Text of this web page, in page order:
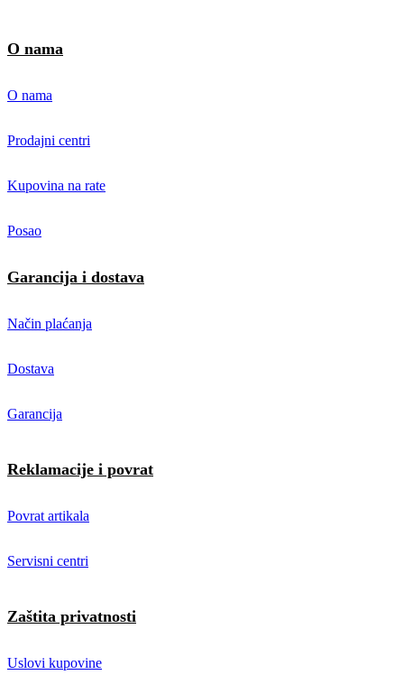
O nama
O nama
Prodajni centri
Kupovina na rate
Posao
Garancija i dostava
Način plaćanja
Dostava
Garancija
Reklamacije i povrat
Povrat artikala
Servisni centri
Zaštita privatnosti
Uslovi kupovine